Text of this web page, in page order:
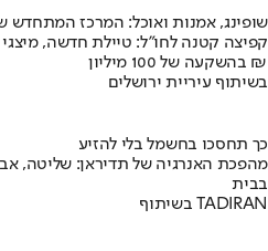
שופינג, אמנות ואוכל: המרכז המתחדש
קפיצה קטנה לחו"ל: טיילת חדשה,
בהשקעה של 100 מיליון ₪
בשיתוף עיריית ירושלים
כך תחסכו בחשמל בלי להזיע
מהפכת האנרגיה של תדיראן: שליטה,
בבית
בשיתוף TADIRAN